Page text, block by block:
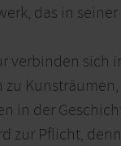
das in
verbinden sich
in der
zur Pflicht,